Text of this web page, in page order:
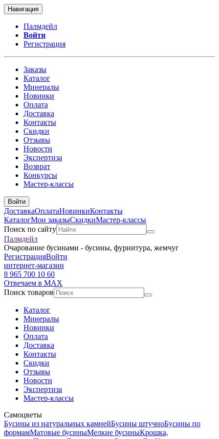
Навигация
Палмдейл
Войти
Регистрация
Заказы
Каталог
Минералы
Новинки
Оплата
Доставка
Контакты
Скидки
Отзывы
Новости
Экспертиза
Возврат
Конкурсы
Мастер-классы
Войти
ДоставкаОплатаНовинкиКонтакты
КаталогМои заказыСкидкиМастер-классы
Поиск по сайту
Палмдейл
Очарование бусинами - бусины, фурнитура, жемчуг
РегистрацияВойти
интернет-магазин
8 965 700 10 60
Отвечаем в MAX
Поиск товаров
Каталог
Минералы
Новинки
Оплата
Доставка
Контакты
Скидки
Отзывы
Новости
Экспертиза
Мастер-классы
Самоцветы
Бусины из натуральных камнейБусины штучноБусины по
формамМатовые бусиныМелкие бусиныКрошка,